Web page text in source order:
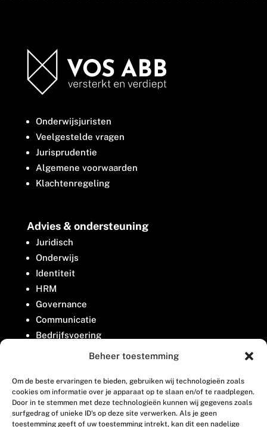
Beheer toestemming
Om de beste ervaringen te bieden, gebruiken wij technologieën zoals
cookies om informatie over je apparaat op te slaan en/of te raadplegen.
Door in te stemmen met deze technologieën kunnen wij gegevens zoals
surfgedrag of unieke ID's op deze site verwerken. Als je geen
toestemming geeft of uw toestemming intrekt, kan dit een nadelige
Onderwijsjuristen
Veelgestelde vragen
Jurisprudentie
Algemene voorwaarden
Klachtenregeling
Advies & ondersteuning
Juridisch
Onderwijs
Identiteit
HRM
Governance
Communicatie
Bedrijfsvoering
Belangenbehartiging
Contact
Houttuinlaan 8